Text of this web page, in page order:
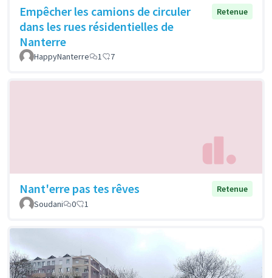
Empêcher les camions de circuler
dans les rues résidentielles de
Nanterre
Retenue
HappyNanterre 1 7
Nant'erre pas tes rêves
Retenue
Soudani
0 1